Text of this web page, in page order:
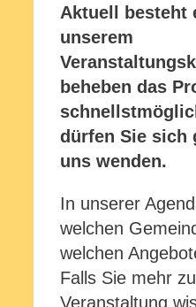
Aktuell besteht
unserem
beheben das
dürfen Sie sich
uns wenden.
In unserer
welchen
welchen
Falls Sie mehr
Veranstaltung